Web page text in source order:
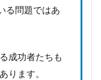
る問題ではあ
成功者たちも
ります。